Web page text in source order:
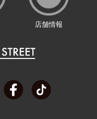
店舗情報